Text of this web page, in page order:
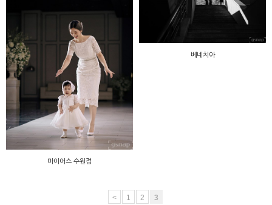
마이어스 수원점
베네치아
< 1 2 3